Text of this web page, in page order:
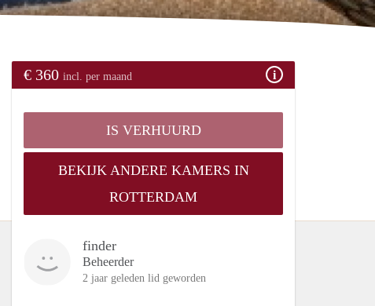
€ 360 incl. per maand
IS VERHUURD
BEKIJK ANDERE KAMERS IN
ROTTERDAM
finder
Beheerder
2 jaar geleden lid geworden